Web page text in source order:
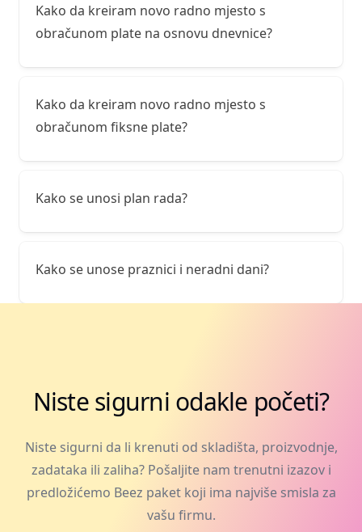
Kako da kreiram novo radno mjesto s
obračunom plate na osnovu dnevnice?
Kako da kreiram novo radno mjesto s
obračunom fiksne plate?
Kako se unosi plan rada?
Kako se unose praznici i neradni dani?
Niste sigurni odakle početi?
Niste sigurni da li krenuti od skladišta, proizvodnje,
zadataka ili zaliha? Pošaljite nam trenutni izazov i
predložićemo Beez paket koji ima najviše smisla za
vašu firmu.